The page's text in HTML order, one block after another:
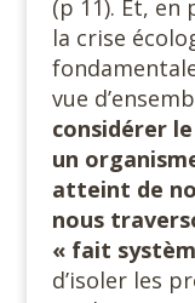
(p 11). Et,
la crise
vue
considérer
un
atteint de
nous
« fait
d’isoler les